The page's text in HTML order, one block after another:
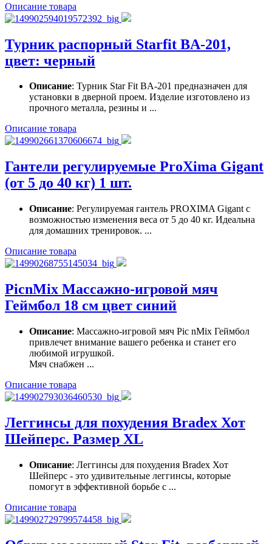
Описание товара
Турник распорный Starfit BA-201,
цвет: черный
Описание: Турник Star Fit BA-201 предназначен для
установки в дверной проем. Изделие изготовлено из
прочного металла, резины и ...
Описание товара
Гантели регулируемые ProXima Gigant
(от 5 до 40 кг) 1 шт.
Описание: Регулируемая гантель PROXIMA Gigant c
возможностью изменения веса от 5 до 40 кг. Идеальна
для домашних тренировок. ...
Описание товара
PicnMix Массажно-игровой мяч
Геймбол 18 см цвет синий
Описание: Массажно-игровой мяч Pic nMix Геймбол
привлечет внимание вашего ребенка и станет его
любимой игрушкой.
Мяч снабжен ...
Описание товара
Леггинсы для похудения Bradex Хот
Шейперс. Размер XL
Описание: Леггинсы для похудения Bradex Хот
Шейперс - это удивительные леггинсы, которые
помогут в эффективной борьбе с ...
Описание товара